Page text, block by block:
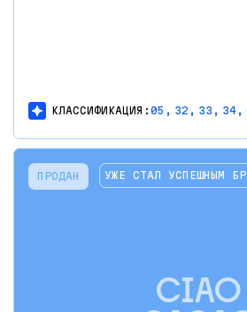
КЛАССИФИКАЦИЯ: 05, 32, 33, 34,
ПРОДАН УЖЕ СТАЛ УСПЕШНЫМ
CIAO